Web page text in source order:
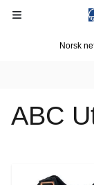
Hopp til innhold
Norsk
ABC